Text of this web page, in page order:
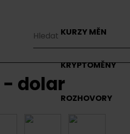
KURZY MĚN
KRYPTOMĚNY
ROZHOVORY
dolar